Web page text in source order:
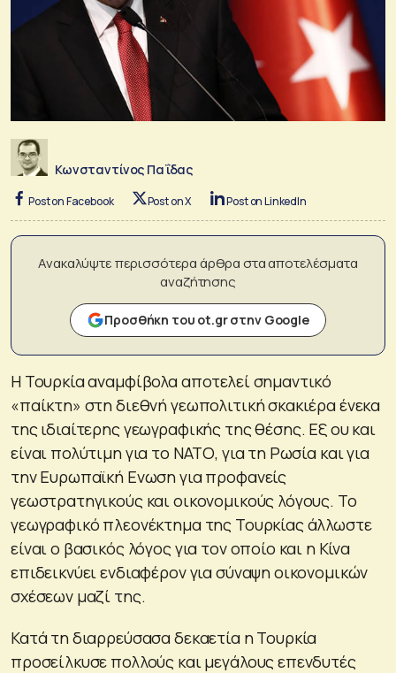
Κωνσταντίνος Παΐδας
Post on Facebook Post on X Post on LinkedIn
Ανακαλύψτε περισσότερα άρθρα στα αποτελέσματα
αναζήτησης
Προσθήκη του ot.gr στην Google
Η Τουρκία αναμφίβολα αποτελεί σημαντικό
«παίκτη» στη διεθνή γεωπολιτική σκακιέρα ένεκα
της ιδιαίτερης γεωγραφικής της θέσης. Εξ ου και
είναι πολύτιμη για το ΝΑΤΟ, για τη Ρωσία και για
την Ευρωπαϊκή Ενωση για προφανείς
γεωστρατηγικούς και οικονομικούς λόγους. Το
γεωγραφικό πλεονέκτημα της Τουρκίας άλλωστε
είναι ο βασικός λόγος για τον οποίο και η Κίνα
επιδεικνύει ενδιαφέρον για σύναψη οικονομικών
σχέσεων μαζί της.
Κατά τη διαρρεύσασα δεκαετία η Τουρκία
προσείλκυσε πολλούς και μεγάλους επενδυτές